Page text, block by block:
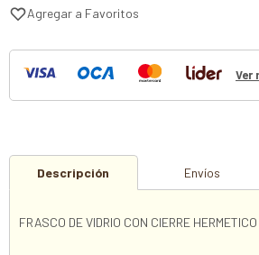
Ver
Descripción Envíos
FRASCO DE VIDRIO CON CIERRE